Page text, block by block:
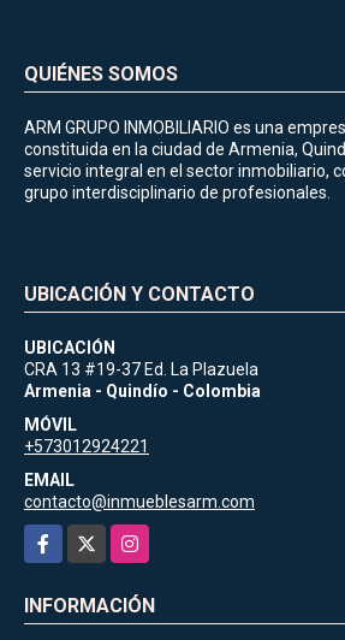
QUIÉNES SOMOS
ARM GRUPO INMOBILIARIO es una
constituida en la ciudad de Armenia,
servicio integral en el sector inmobiliario,
grupo interdisciplinario de profesionales.
UBICACIÓN Y CONTACTO
UBICACIÓN
CRA 13 #19-37 Ed. La Plazuela
Armenia - Quindío - Colombia
MÓVIL
+573012924221
EMAIL
contacto@inmueblesarm.com
Facebook
Instagram
INFORMACIÓN